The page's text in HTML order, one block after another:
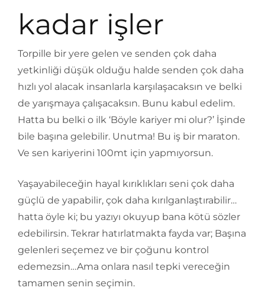
kadar işler
Torpille bir yere gelen ve senden çok daha
yetkinliği düşük olduğu halde senden çok daha
hızlı yol alacak insanlarla karşılaşacaksın ve belki
de yarışmaya çalışacaksın. Bunu kabul edelim.
Hatta bu belki o ilk ‘Böyle kariyer mi olur?’ İşinde
bile başına gelebilir. Unutma! Bu iş bir maraton.
Ve sen kariyerini 100mt için yapmıyorsun.
Yaşayabileceğin hayal kırıklıkları seni çok daha
güçlü de yapabilir, çok daha kırılganlaştırabilir…
hatta öyle ki; bu yazıyı okuyup bana kötü sözler
edebilirsin. Tekrar hatırlatmakta fayda var; Başına
gelenleri seçemez ve bir çoğunu kontrol
edemezsin…Ama onlara nasıl tepki vereceğin
tamamen senin seçimin.